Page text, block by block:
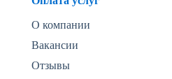
О компании
Вакансии
Отзывы